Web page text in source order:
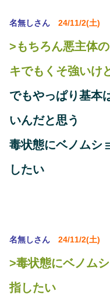
名無しさん 24/11/2(土)
>もちろん悪主体
キでもくそ強いけ
でもやっぱり基本
いんだと思う
毒状態にベノムシ
したい
名無しさん 24/11/2(土)
>毒状態にベノム
指したい